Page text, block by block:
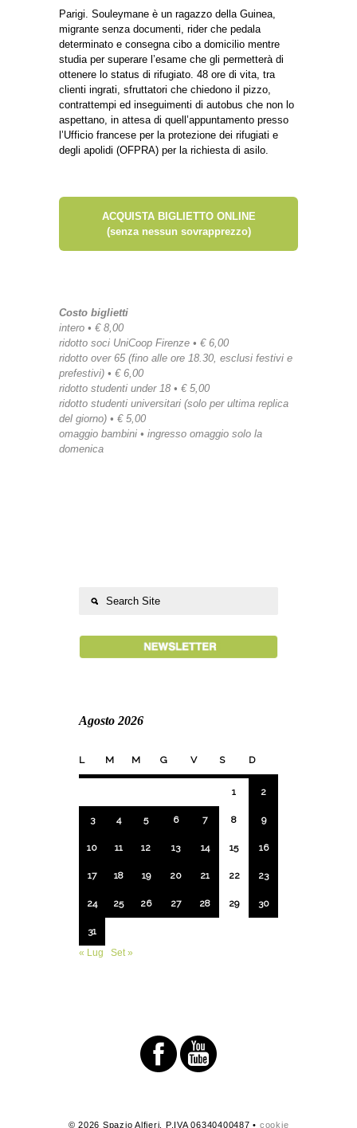
Parigi. Souleymane è un ragazzo della Guinea,
migrante senza documenti, rider che pedala
determinato e consegna cibo a domicilio mentre
studia per superare l’esame che gli permetterà di
ottenere lo status di rifugiato. 48 ore di vita, tra
clienti ingrati, sfruttatori che chiedono il pizzo,
contrattempi ed inseguimenti di autobus che non lo
aspettano, in attesa di quell’appuntamento presso
l’Ufficio francese per la protezione dei rifugiati e
degli apolidi (OFPRA) per la richiesta di asilo.
ACQUISTA BIGLIETTO ONLINE
(senza nessun sovrapprezzo)
Costo biglietti
intero • € 8,00
ridotto soci UniCoop Firenze • € 6,00
ridotto over 65 (fino alle ore 18.30, esclusi festivi e
prefestivi) • € 6,00
ridotto studenti under 18 • € 5,00
ridotto studenti universitari (solo per ultima replica
del giorno) • € 5,00
omaggio bambini • ingresso omaggio solo la
domenica
Agosto 2026
L M M G V S D
1 2
3 4 5 6 7 8 9
10 11 12 13 14 15 16
17 18 19 20 21 22 23
24 25 26 27 28 29 30
31
« Lug
Set »
© 2026 Spazio Alfieri. P.IVA 06340400487 • cookie